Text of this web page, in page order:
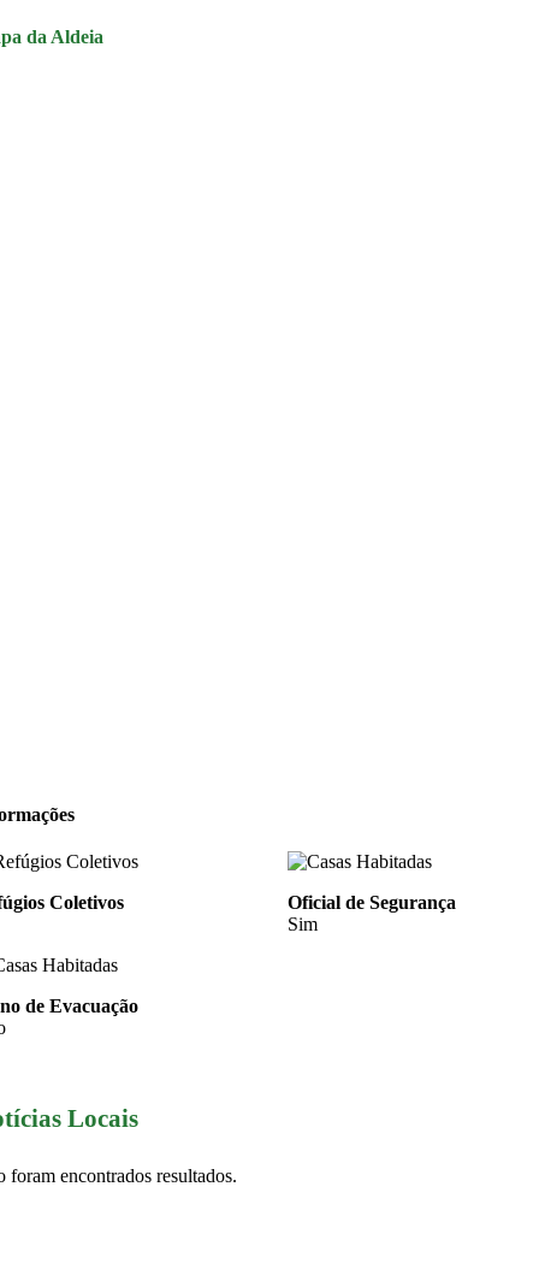
da Aldeia
Coletivos
Oficial de Segurança
Sim
de Evacuação
Locais
foram encontrados resultados.